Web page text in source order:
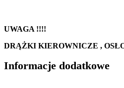
UWAGA !!!!
DRĄŻKI KIEROWNICZE ,
Informacje dodatkowe